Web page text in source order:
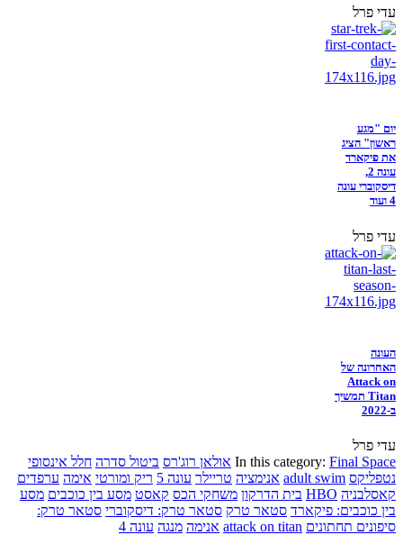
עדי פרל
יום "מגע
ראשון" הציג
את פיקארד
עונה 2,
דיסקוברי עונה
4 ועוד
עדי פרל
העונה
האחרונה של
Attack on
Titan תמשיך
ב-2022
עדי פרל
In this category: Final Space אולאן רוג'רס ביטול סדרה חלל אינסופי
נטפליקס adult swim אנימציה טריילר עונה 5 ריק ומורטי אימה ערפדים
קאסלבניה HBO בית הדרקון משחקי הכס קאסט מסע בין כוכבים מסע
בין כוכבים: פיקארד סטאר טרק סטאר טרק: דיסקוברי סטאר טרק:
סיפונים תחתונים attack on titan אנימה מנגה עונה 4